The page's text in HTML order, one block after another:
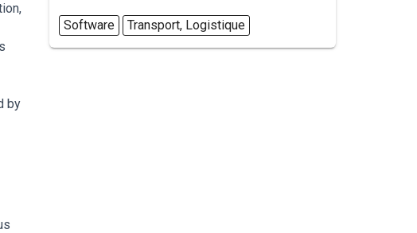
by
Software Transport, Logistique